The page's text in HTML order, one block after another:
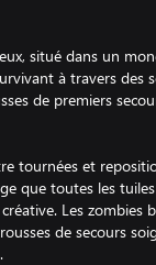
situé dans un
à travers des
de premiers
tournées et
que toutes les
Les zombies
de secours